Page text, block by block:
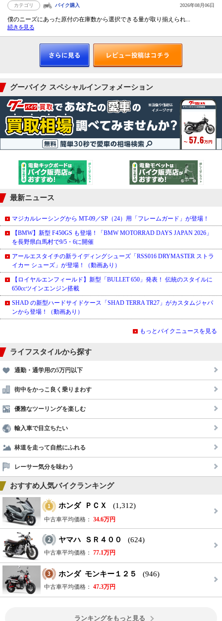
カテゴリ バイク購入 2026年08月06日
僕のニーズにあった原付の在庫数から選択できる量が取り揃えられ...
続きを見る
グーバイク スペシャルインフォメーション
最新ニュース
マジカルレーシングから MT-09／SP（24）用「フレームガード」が登場！
【BMW】新型 F450GS も登場！「BMW MOTORRAD DAYS JAPAN 2026」
を長野県白馬村で9/5・6に開催
アールエスタイチの新ライディングシューズ「RSS016 DRYMASTER ストラ
イカー シューズ」が登場！（動画あり）
【ロイヤルエンフィールド】新型「BULLET 650」発表！ 伝統のスタイルに
650ccツインエンジン搭載
SHAD の新型ハードサイドケース「SHAD TERRA TR27」がカスタムジャパ
ンから登場！（動画あり）
もっとバイクニュースを見る
ライフスタイルから探す
通勤・通学用の5万円以下
街中をかっこ良く乗りまわす
優雅なツーリングを楽しむ
輸入車で目立ちたい
林道を走って自然にふれる
レーサー気分を味わう
おすすめ人気バイクランキング
ホンダ ＰＣＸ (1,312)
中古車平均価格： 34.6万円
ヤマハ ＳＲ４００ (624)
中古車平均価格： 77.1万円
ホンダ モンキー１２５ (946)
中古車平均価格： 47.3万円
ランキングをもっと見る